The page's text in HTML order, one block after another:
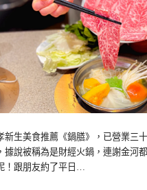
新生美食推薦《鍋膳》，已營業三
據說被稱為是財經火鍋，連謝金河
！跟朋友約了平日…